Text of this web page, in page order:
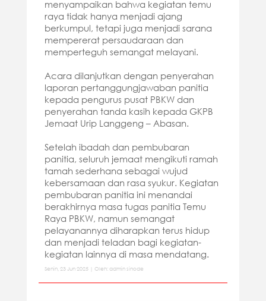
menyampaikan bahwa kegiatan temu
raya tidak hanya menjadi ajang
berkumpul, tetapi juga menjadi sarana
mempererat persaudaraan dan
memperteguh semangat melayani.
Acara dilanjutkan dengan penyerahan
laporan pertanggungjawaban panitia
kepada pengurus pusat PBKW dan
penyerahan tanda kasih kepada GKPB
Jemaat Urip Langgeng – Abasan.
Setelah ibadah dan pembubaran
panitia, seluruh jemaat mengikuti ramah
tamah sederhana sebagai wujud
kebersamaan dan rasa syukur. Kegiatan
pembubaran panitia ini menandai
berakhirnya masa tugas panitia Temu
Raya PBKW, namun semangat
pelayanannya diharapkan terus hidup
dan menjadi teladan bagi kegiatan-
kegiatan lainnya di masa mendatang.
Senin, 23 Jun 2025 | Oleh: admin sinode